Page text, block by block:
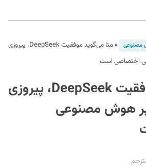
»
متا می‌گوید موفقیت DeepSeek، پیروزی
اختصاصی است
متا می‌گوید موفقیت DeepSeek، پیروزی
بر هوش مصنوعی